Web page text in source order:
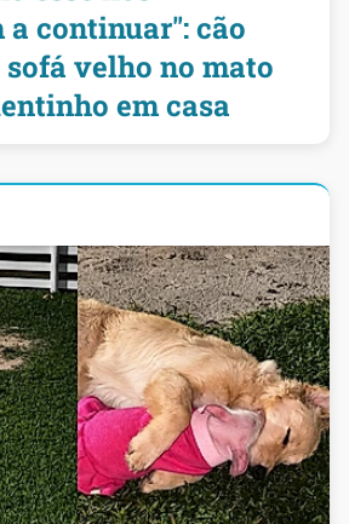
continuar": cão
velho no mato
em casa